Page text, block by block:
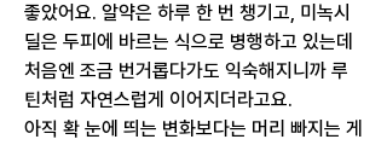
좋았어요. 알약은 하루 한 번 챙기고, 미녹시
딜은 두피에 바르는 식으로 병행하고 있는데
처음엔 조금 번거롭다가도 익숙해지니까 루
틴처럼 자연스럽게 이어지더라고요.
아직 확 눈에 띄는 변화보다는 머리 빠지는 게